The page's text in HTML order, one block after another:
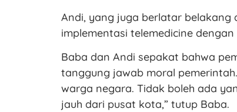
Andi, yang juga berlatar belakang
implementasi telemedicine
Baba dan Andi sepakat bahwa
tanggung jawab moral
warga negara. Tidak boleh ada
jauh dari pusat kota,” tutup Baba.